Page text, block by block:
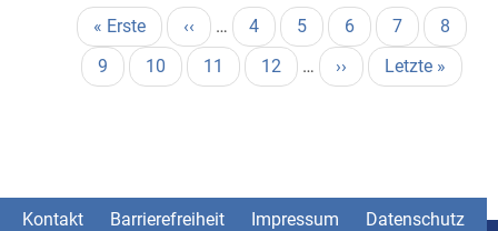
Seitennummerierung
Erste
Seite
« Erste
Vorherige
Seite
‹‹ … Page
4 Page
5 Page
6 Page
7
Seite
8
Page
9 Page
10 Page
11 Page
12 …
Nächste
Seite
››
Letzte
Seite
Letzte »
Kontakt Barrierefreiheit Impressum Datenschutz